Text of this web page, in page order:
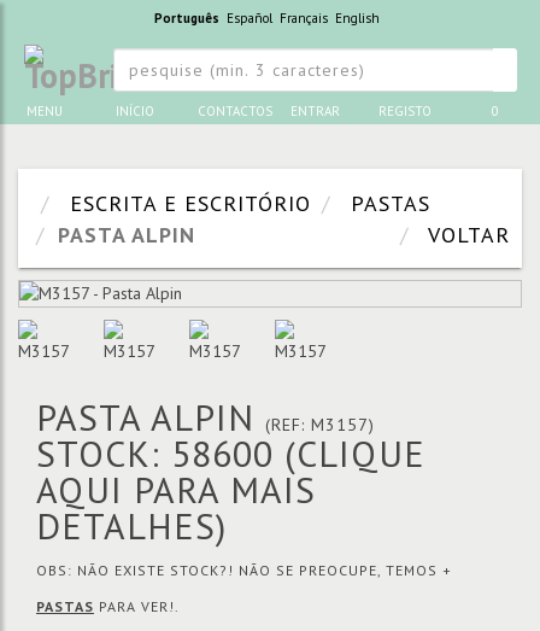
Português Español Français English
MENU INÍCIO CONTACTOS ENTRAR REGISTO 0
ESCRITA E ESCRITÓRIO
PASTAS
PASTA ALPIN
VOLTAR
PASTA ALPIN (REF: M3157)
STOCK: 58600 (CLIQUE
AQUI PARA MAIS
DETALHES)
OBS: NÃO EXISTE STOCK?! NÃO SE PREOCUPE, TEMOS +
PASTAS PARA VER!.